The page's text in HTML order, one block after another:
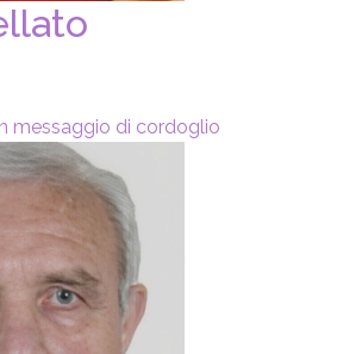
messaggio di cordoglio